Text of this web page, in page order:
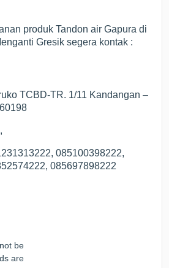
produk Tandon air Gapura di
Gresik segera kontak :
TCBD-TR. 1/11 Kandangan –
085100398222,
085697898222
be
are